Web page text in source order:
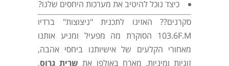
כיצד נוכל להיטיב את מערכות היחסים שלנו?
סקרנים?? האזינו לתכנית "ניצוצות" ברדיו
103.6F.M הסוקרת מה מפעיל ומניע אותנו
מאחורי הקלעים של אישיותנו ביחסי אהבה,
זוגיות ומיניות. מארח באולפן את שרית גרוס,